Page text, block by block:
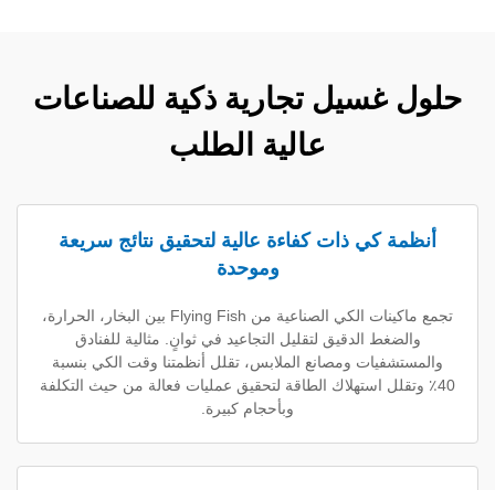
تجارية ذكية للصناعات
عالية الطلب
كي ذات كفاءة عالية لتحقيق نتائج سريعة
تجمع ماكينات الكي الصناعية من Flying Fish بين البخار، الحرارة،
الدقيق لتقليل التجاعيد في ثوانٍ. مثالية للفنادق
ومصانع الملابس، تقلل أنظمتنا وقت الكي بنسبة
استهلاك الطاقة لتحقيق عمليات فعالة من حيث التكلفة